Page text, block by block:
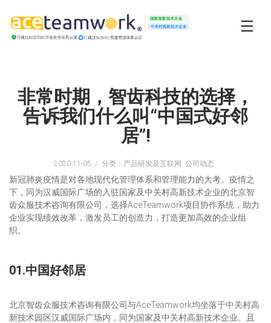
非常时期，智齿科技的选择，
告诉我们什么叫“中国式好邻
居”!
2020-11-05 分类：产品研发及互联网 公司动态
新冠肺炎疫情是对各地现代化管理体系和管理能力的大考。疫情之
下，同为汉威国际广场的入驻国家及中关村高新技术企业的北京智
齿众服技术咨询有限公司，选择AceTeamwork项目协作系统，助力
企业实现绩效改革，激发员工的创造力，打造更加高效的企业组
织。
01.中国好邻居
北京智齿众服技术咨询有限公司与AceTeamwork均坐落于中关村高
新技术园区汉威国际广场内，同为国家及中关村高新技术企业。且